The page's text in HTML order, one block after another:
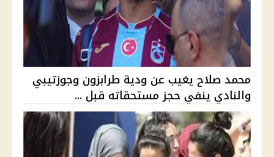
محمد صلاح يغيب عن ودية طرابزون وجوزتيبي
والنادي ينفي حجز مستحقاته قبل ...